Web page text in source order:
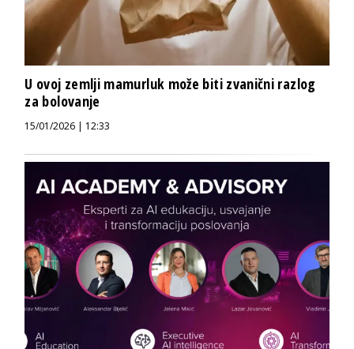
U ovoj zemlji mamurluk može biti zvanični razlog
za bolovanje
15/01/2026 | 12:33